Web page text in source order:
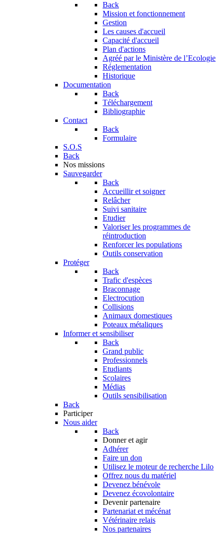
Back
Mission et fonctionnement
Gestion
Les causes d'accueil
Capacité d'accueil
Plan d'actions
Agréé par le Ministère de l’Ecologie
Réglementation
Historique
Documentation
Back
Téléchargement
Bibliographie
Contact
Back
Formulaire
S.O.S
Back
Nos missions
Sauvegarder
Back
Accueillir et soigner
Relâcher
Suivi sanitaire
Etudier
Valoriser les programmes de
réintroduction
Renforcer les populations
Outils conservation
Protéger
Back
Trafic d'espèces
Braconnage
Electrocution
Collisions
Animaux domestiques
Poteaux métaliques
Informer et sensibiliser
Back
Grand public
Professionnels
Etudiants
Scolaires
Médias
Outils sensibilisation
Back
Participer
Nous aider
Back
Donner et agir
Adhérer
Faire un don
Utilisez le moteur de recherche Lilo
Offrez nous du matériel
Devenez bénévole
Devenez écovolontaire
Devenir partenaire
Partenariat et mécénat
Vétérinaire relais
Nos partenaires